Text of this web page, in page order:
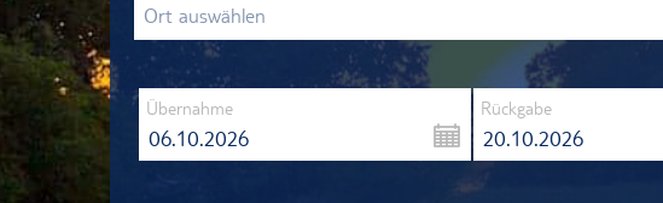
Übernahme
06.10.2026
Rückgabe
20.10.2026